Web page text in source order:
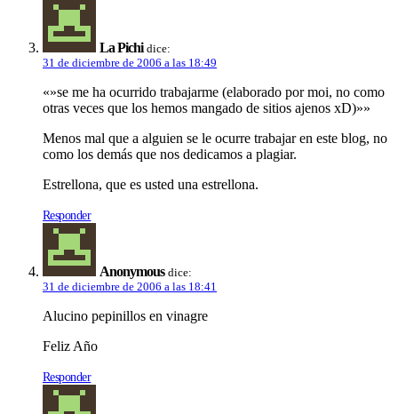
La Pichi dice:
31 de diciembre de 2006 a las 18:49
«»se me ha ocurrido trabajarme (elaborado por moi, no como
otras veces que los hemos mangado de sitios ajenos xD)»»
Menos mal que a alguien se le ocurre trabajar en este blog, no
como los demás que nos dedicamos a plagiar.
Estrellona, que es usted una estrellona.
Responder
Anonymous dice:
31 de diciembre de 2006 a las 18:41
Alucino pepinillos en vinagre
Feliz Año
Responder